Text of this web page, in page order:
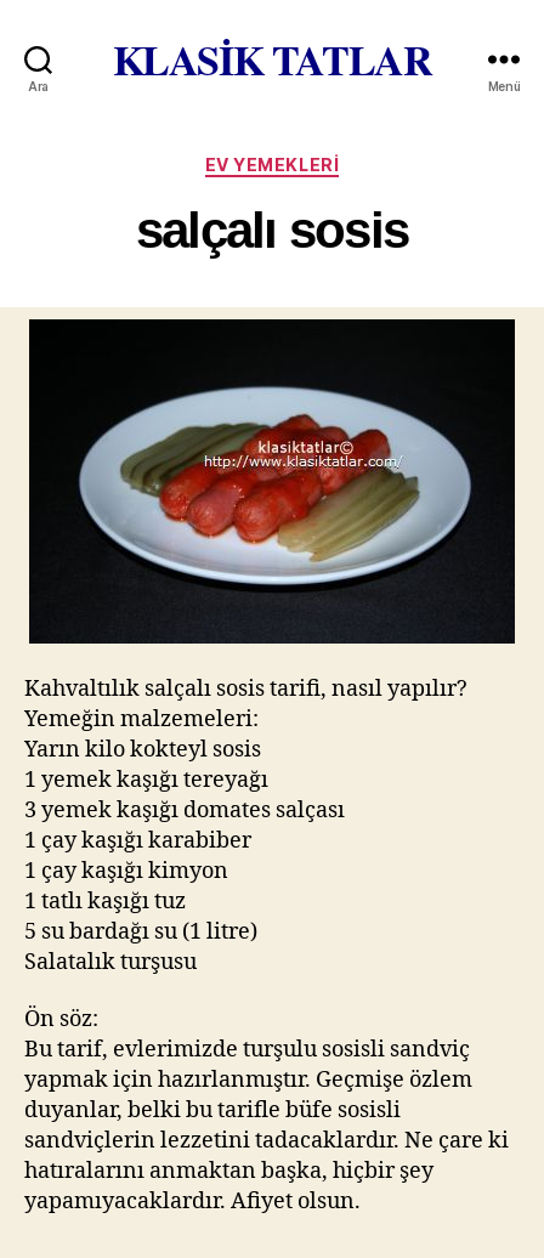
Ara KLASİK TATLAR Menü
Kategoriler
EV YEMEKLERI
salçalı sosis
Kahvaltılık salçalı sosis tarifi, nasıl yapılır?
Yemeğin malzemeleri:
Yarın kilo kokteyl sosis
1 yemek kaşığı tereyağı
3 yemek kaşığı domates salçası
1 çay kaşığı karabiber
1 çay kaşığı kimyon
1 tatlı kaşığı tuz
5 su bardağı su (1 litre)
Salatalık turşusu
Ön söz:
Bu tarif, evlerimizde turşulu sosisli sandviç
yapmak için hazırlanmıştır. Geçmişe özlem
duyanlar, belki bu tarifle büfe sosisli
sandviçlerin lezzetini tadacaklardır. Ne çare ki
hatıralarını anmaktan başka, hiçbir şey
yapamıyacaklardır. Afiyet olsun.